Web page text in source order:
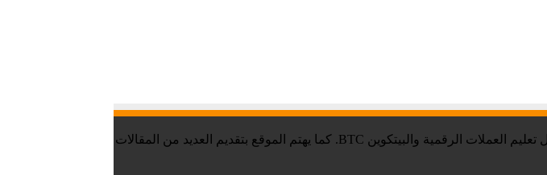
موقع تقني نت – Tekany Net : هو أحد أفضل مواقع أخبار العملات الرقمية والبيتكوين ، والافضل في مجال تعليم العملات الرقمية والبيتكوين BTC. كما يهتم الموقع بتقديم العديد من المقالات